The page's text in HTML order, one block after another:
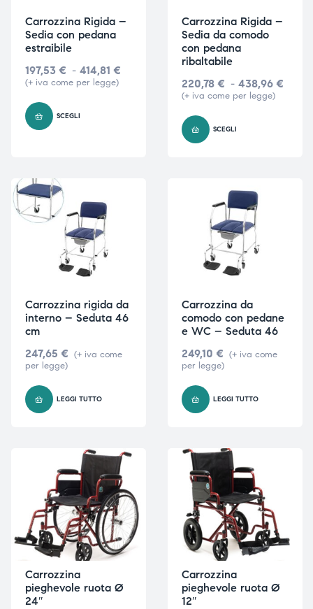
Carrozzina Rigida –
Sedia con pedana
estraibile
197,53 € - 414,81 €
(+ iva come per legge)
SCEGLI
Carrozzina Rigida –
Sedia da comodo
con pedana
ribaltabile
220,78 € - 438,96 €
(+ iva come per legge)
SCEGLI
Carrozzina rigida da
interno – Seduta 46
cm
247,65 € (+ iva come
per legge)
LEGGI TUTTO
Carrozzina da
comodo con pedane
e WC – Seduta 46
249,10 € (+ iva come
per legge)
LEGGI TUTTO
Carrozzina
pieghevole ruota Ø
24″
Carrozzina
pieghevole ruota Ø
12″